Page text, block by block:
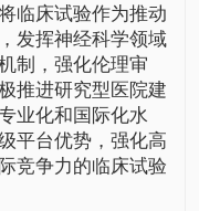
临床试验作为推动
发挥神经科学领域
制，强化伦理审
推进研究型医院建
业化和国际化水
平台优势，强化高
竞争力的临床试验